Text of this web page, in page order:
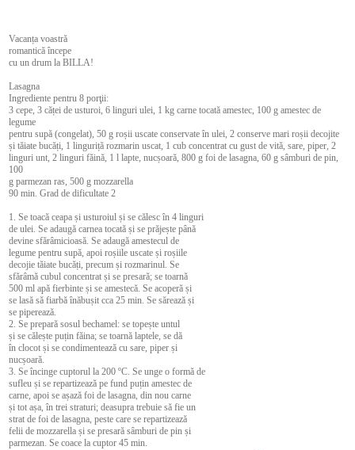
Vacanța voastră
romantică începe
cu un drum la BILLA!
Lasagna
Ingrediente pentru 8 porţii:
3 cepe, 3 căței de usturoi, 6 linguri ulei, 1 kg carne tocată amestec, 100 g amestec de
legume
pentru supă (congelat), 50 g roșii uscate conservate în ulei, 2 conserve mari roșii decojite
și tăiate bucăți, 1 linguriță rozmarin uscat, 1 cub concentrat cu gust de vită, sare, piper, 2
linguri unt, 2 linguri făină, 1 l lapte, nucșoară, 800 g foi de lasagna, 60 g sâmburi de pin,
100
g parmezan ras, 500 g mozzarella
90 min. Grad de dificultate 2
1. Se toacă ceapa și usturoiul și se călesc în 4 linguri
de ulei. Se adaugă carnea tocată și se prăjește până
devine sfărâmicioasă. Se adaugă amestecul de
legume pentru supă, apoi roșiile uscate și roșiile
decojie tăiate bucăți, precum și rozmarinul. Se
sfărâmă cubul concentrat și se presară; se toarnă
500 ml apă fierbinte și se amestecă. Se acoperă și
se lasă să fiarbă înăbușit cca 25 min. Se sărează și
se piperează.
2. Se prepară sosul bechamel: se topește untul
și se călește puțin făina; se toarnă laptele, se dă
în clocot și se condimentează cu sare, piper și
nucșoară.
3. Se încinge cuptorul la 200 ºC. Se unge o formă de
sufleu și se repartizează pe fund puțin amestec de
carne, apoi se așază foi de lasagna, din nou carne
și tot așa, în trei straturi; deasupra trebuie să fie un
strat de foi de lasagna, peste care se repartizează
felii de mozzarella și se presară sâmburi de pin și
parmezan. Se coace la cuptor 45 min.